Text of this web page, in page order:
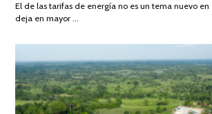
DE
El de las tarifas de energía no es un tema nuevo
deja en mayor …